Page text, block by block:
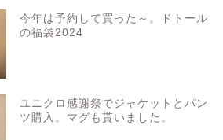
今年は予約して買った～。ドトール
の福袋2024
ユニクロ感謝祭でジャケットとパン
ツ購入。マグも貰いました。